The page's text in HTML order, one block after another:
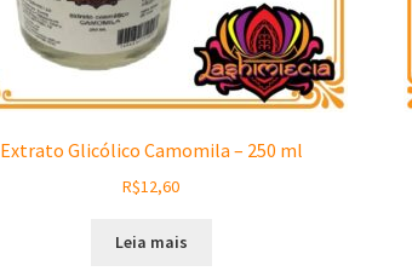
Extrato Glicólico Camomila – 250 ml
R$12,60
Leia mais